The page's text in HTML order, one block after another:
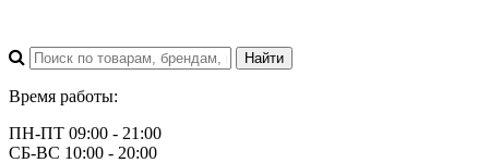
Время работы:
ПН-ПТ 09:00 - 21:00
СБ-ВС 10:00 - 20:00